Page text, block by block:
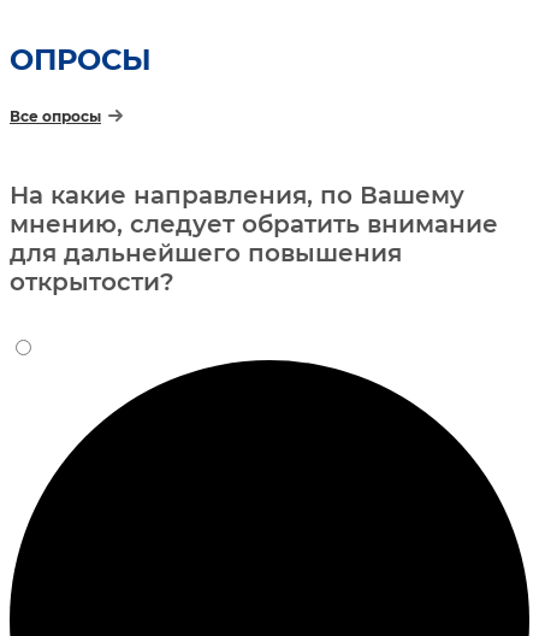
ОПРОСЫ
Все опросы
На какие направления, по Вашему
мнению, следует обратить внимание
для дальнейшего повышения
открытости?